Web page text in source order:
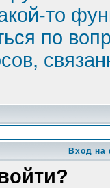
то
по
Вход на